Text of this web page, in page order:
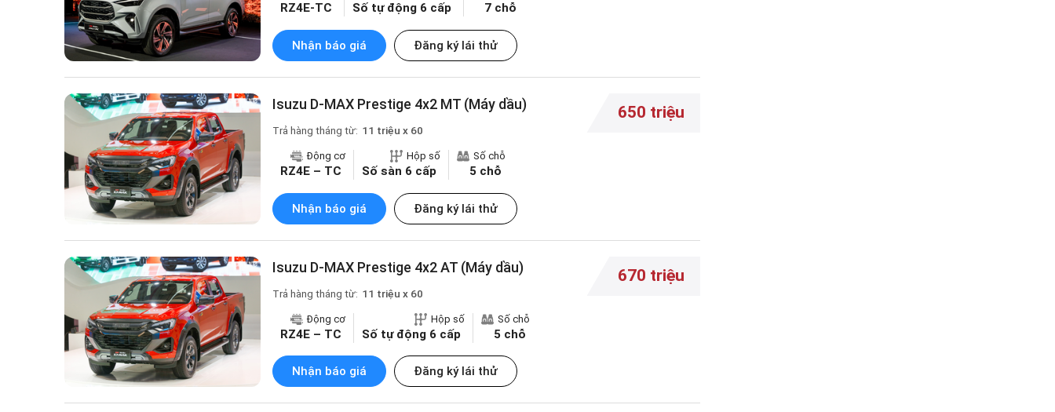
RZ4E-TC Số tự động 6 cấp 7 chỗ
Nhận báo giá Đăng ký lái thử
Isuzu D-MAX Prestige 4x2 MT (Máy dầu) 650 triệu
Trả hàng tháng từ: 11 triệu x 60
Động cơ
RZ4E – TC
Hộp số
Số sàn 6 cấp
Số chỗ
5 chỗ
Nhận báo giá Đăng ký lái thử
Isuzu D-MAX Prestige 4x2 AT (Máy dầu) 670 triệu
Trả hàng tháng từ: 11 triệu x 60
Động cơ
RZ4E – TC
Hộp số
Số tự động 6 cấp
Số chỗ
5 chỗ
Nhận báo giá Đăng ký lái thử